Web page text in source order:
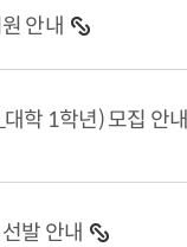
안내
학 1학년) 모집 안내
발 안내